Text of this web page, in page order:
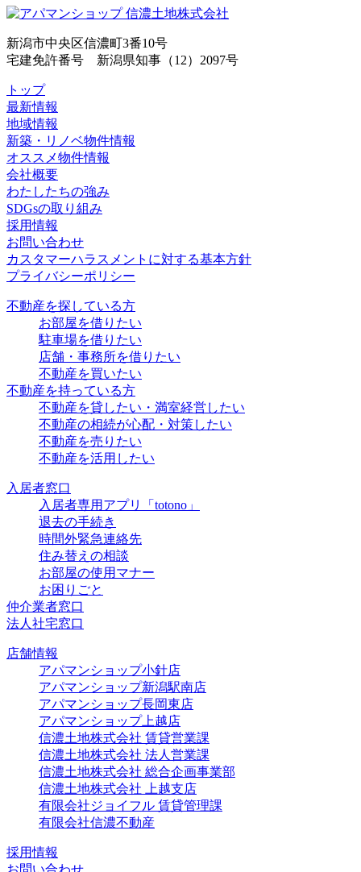
新潟市中央区信濃町3番10号
宅建免許番号 新潟県知事（12）2097号
トップ
最新情報
地域情報
新築・リノベ物件情報
オススメ物件情報
会社概要
わたしたちの強み
SDGsの取り組み
採用情報
お問い合わせ
カスタマーハラスメントに対する基本方針
プライバシーポリシー
不動産を探している方
お部屋を借りたい
駐車場を借りたい
店舗・事務所を借りたい
不動産を買いたい
不動産を持っている方
不動産を貸したい・満室経営したい
不動産の相続が心配・対策したい
不動産を売りたい
不動産を活用したい
入居者窓口
入居者専用アプリ「totono」
退去の手続き
時間外緊急連絡先
住み替えの相談
お部屋の使用マナー
お困りごと
仲介業者窓口
法人社宅窓口
店舗情報
アパマンショップ小針店
アパマンショップ新潟駅南店
アパマンショップ長岡東店
アパマンショップ上越店
信濃土地株式会社 賃貸営業課
信濃土地株式会社 法人営業課
信濃土地株式会社 総合企画事業部
信濃土地株式会社 上越支店
有限会社ジョイフル 賃貸管理課
有限会社信濃不動産
採用情報
お問い合わせ